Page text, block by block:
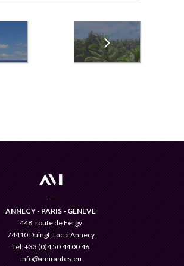
ANNECY - PARIS - GENEVE
448, route de Fergy
74410 Duingt, Lac d'Annecy
Tél: +33 (0)4 50 44 00 46
info@amirantes.eu